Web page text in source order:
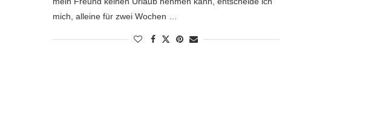
mich, alleine für zwei Wochen …